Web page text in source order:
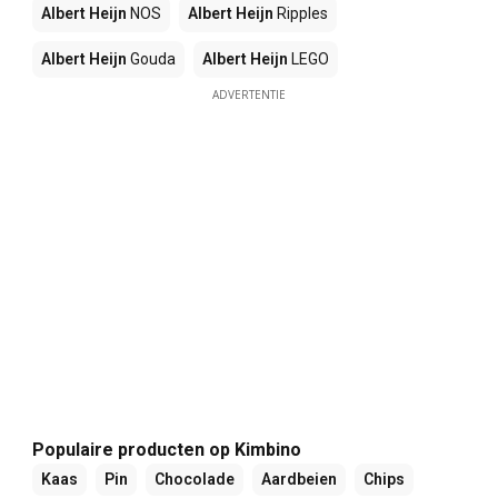
Albert Heijn NOS Albert Heijn Ripples
Albert Heijn Gouda Albert Heijn LEGO
ADVERTENTIE
Populaire producten op Kimbino
Kaas Pin Chocolade Aardbeien Chips